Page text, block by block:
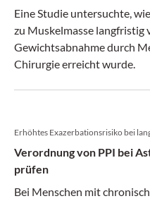
Eine Studie untersuchte,
zu Muskelmasse langfristig
Gewichtsabnahme durch
Chirurgie erreicht wurde.
Erhöhtes Exazerbationsrisiko bei
Verordnung von PPI bei
prüfen
Bei Menschen mit